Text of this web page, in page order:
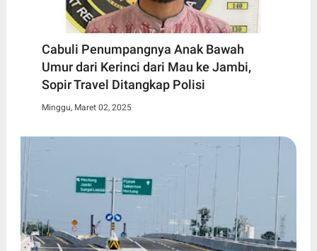
Cabuli Penumpangnya Anak Bawah
Umur dari Kerinci dari Mau ke Jambi,
Sopir Travel Ditangkap Polisi
Minggu, Maret 02, 2025